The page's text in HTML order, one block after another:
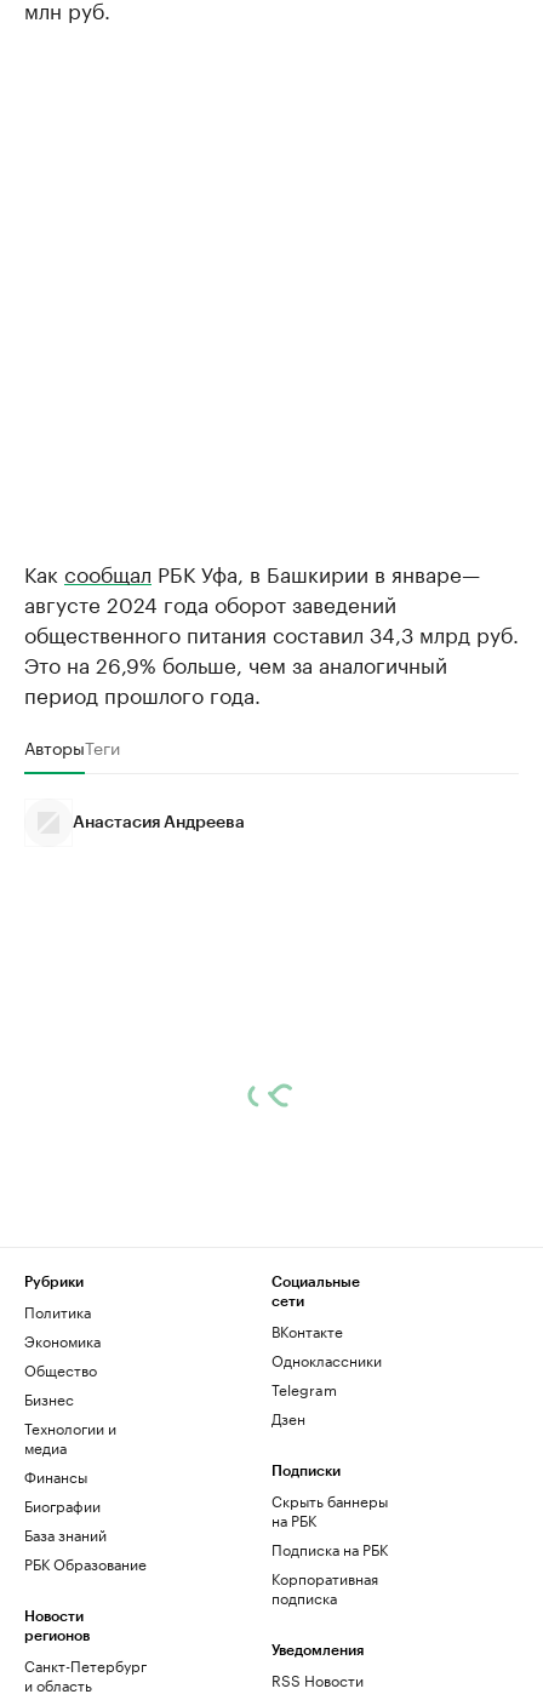
млн руб.
Как сообщал РБК Уфа, в Башкирии в январе—
августе 2024 года оборот заведений
общественного питания составил 34,3 млрд руб.
Это на 26,9% больше, чем за аналогичный
период прошлого года.
АвторыТеги
Анастасия Андреева
Рубрики
Политика
Экономика
Общество
Бизнес
Технологии и
медиа
Финансы
Биографии
База знаний
РБК Образование
Новости
регионов
Санкт-Петербург
и область
Социальные
сети
ВКонтакте
Одноклассники
Telegram
Дзен
Подписки
Скрыть баннеры
на РБК
Подписка на РБК
Корпоративная
подписка
Уведомления
RSS Новости